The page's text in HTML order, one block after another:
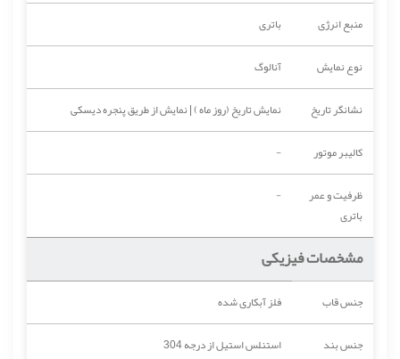
منبع انرژی
باتری
نوع نمایش
آنالوگ
نشانگر تاریخ
نمایش تاریخ (روز ماه ) | نمایش از طریق پنجره دیسکی
کالیبر موتور
-
ظرفیت و عمر
باتری
-
مشخصات فیزیکی
جنس قاب
فلز آبکاری شده
جنس بند
استنلس استیل از درجه 304